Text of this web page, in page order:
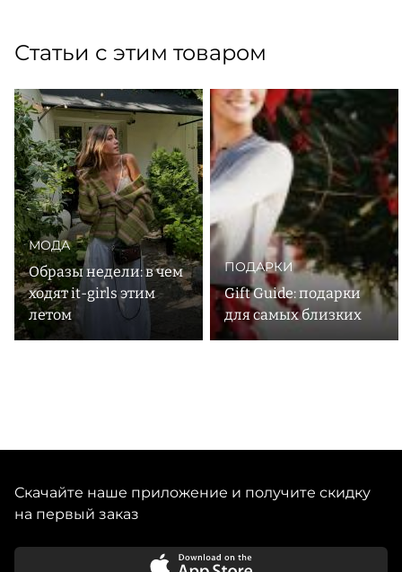
Статьи с этим товаром
МОДА
Образы недели: в чем
ходят it-girls этим
летом
ПОДАРКИ
Gift Guide: подарки
для самых близких
Скачайте наше приложение и получите скидку
на первый заказ